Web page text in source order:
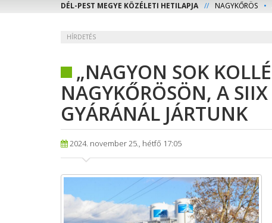
DÉL-PEST MEGYE KÖZÉLETI HETILAPJA // NAGYKŐRÖS •
HÍRDETÉS
„NAGYON SOK
NAGYKŐRÖSÖN, A
GYÁRÁNÁL JÁRTUNK
2024. november 25., hétfő 17:05